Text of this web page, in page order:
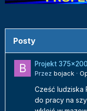
Posty
Projekt
Przez bojack ·
Cześć ludziska
do pracy na